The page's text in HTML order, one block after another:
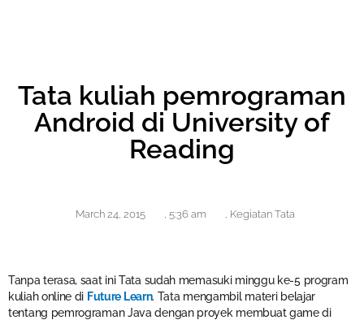
Tata kuliah pemrograman
Android di University of
Reading
March 24, 2015 5:36 am Kegiatan Tata
Tanpa terasa, saat ini Tata sudah memasuki minggu ke-5 program
kuliah online di Future Learn. Tata mengambil materi belajar
tentang pemrograman Java dengan proyek membuat game di